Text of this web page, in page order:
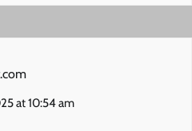
at 10:54 am